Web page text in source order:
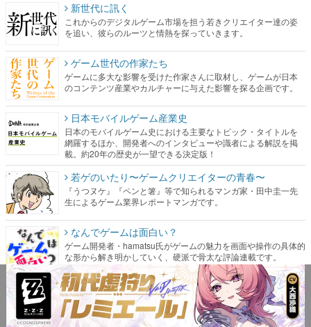
新世代に訊く
これからのデジタルゲーム市場を担う若きクリエイター達の姿
を追い、彼らのルーツと情熱を探っていきます。
ゲーム世代の作家たち
ゲームに多大な影響を受けた作家さんに取材し、ゲームが日本
のコンテンツ産業やカルチャーに与えた影響を探る企画です。
日本モバイルゲーム産業史
日本のモバイルゲーム史における主要なトピック・タイトルを
網羅するほか、開発者へのインタビューや識者による解説を掲
載。約20年の歴史が一望できる決定版！
若ゲのいたり〜ゲームクリエイターの青春〜
『うつヌケ』『ペンと箸』等で知られるマンガ家・田中圭一先
生によるゲーム業界レポートマンガです。
なんでゲームは面白い？
ゲーム開発者・hamatsu氏がゲームの魅力を画面や操作の具体的
な形から解き明かしていく、硬派で骨太な評論連載です。
ゲームが変えた日本語
「経験値」「裏技」「ラスボス」… ゲームにまつわる言葉の起
源や用法の変遷を、コンピューター文化史研究家・タイニーP氏
が徹底調査。